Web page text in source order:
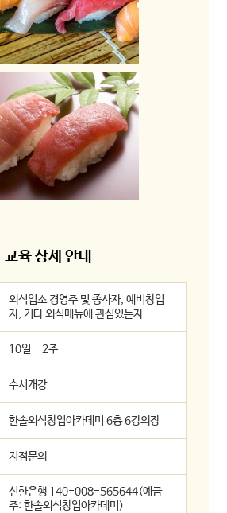
교육 상세 안내
외식업소 경영주 및 종사자, 예비창업
자, 기타 외식메뉴에 관심있는자
10일 - 2주
수시개강
한솔외식창업아카데미 6층 6강의장
지점문의
신한은행 140-008-565644(예금
주: 한솔외식창업아카데미)